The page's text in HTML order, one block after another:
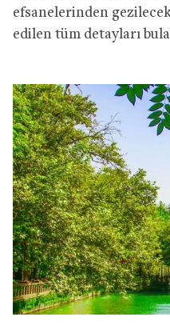
efsanelerinden
edilen tüm detayları